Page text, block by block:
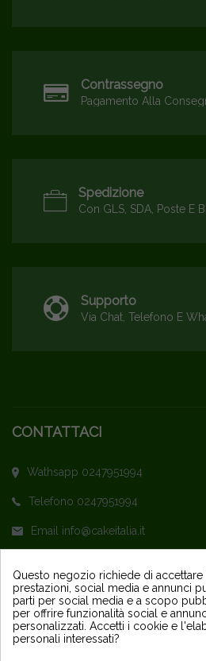
Contrassegno
Pagamento Alla
Spedizione
Con GLS, SDA, Poste E
Supporto
Via Chat, Telefono E
CONTATTACI
Wathsapp 0247951994
Telefono 0247951994
Email info@cakeitalia.it
dalle ore 9,30 alle 14 e dalle 15
Questo negozio richiede di
prestazioni, social media e annunci
parti per social media e a scopo
per offrire funzionalità social e
personalizzati. Accetti i cookie e
personali interessati?